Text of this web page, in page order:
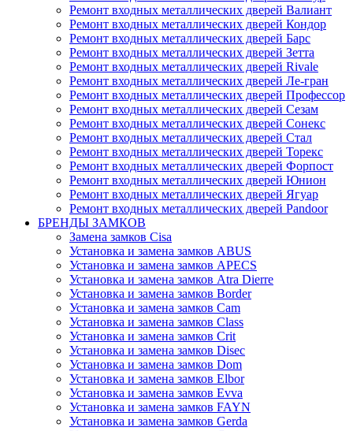
Ремонт входных металлических дверей Валиант
Ремонт входных металлических дверей Кондор
Ремонт входных металлических дверей Барс
Ремонт входных металлических дверей Зетта
Ремонт входных металлических дверей Rivale
Ремонт входных металлических дверей Ле-гран
Ремонт входных металлических дверей Профессор
Ремонт входных металлических дверей Сезам
Ремонт входных металлических дверей Сонекс
Ремонт входных металлических дверей Стал
Ремонт входных металлических дверей Торекс
Ремонт входных металлических дверей Форпост
Ремонт входных металлических дверей Юнион
Ремонт входных металлических дверей Ягуар
Ремонт входных металлических дверей Pandoor
БРЕНДЫ ЗАМКОВ
Замена замков Cisa
Установка и замена замков ABUS
Установка и замена замков APECS
Установка и замена замков Atra Dierre
Установка и замена замков Border
Установка и замена замков Cam
Установка и замена замков Class
Установка и замена замков Crit
Установка и замена замков Disec
Установка и замена замков Dom
Установка и замена замков Elbor
Установка и замена замков Evva
Установка и замена замков FAYN
Установка и замена замков Gerda